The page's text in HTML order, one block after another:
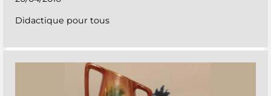
Didactique pour tous